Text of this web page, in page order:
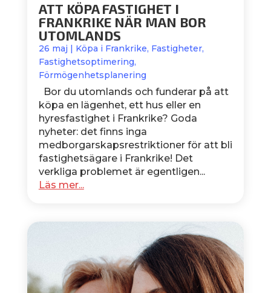
ATT KÖPA FASTIGHET I
FRANKRIKE NÄR MAN BOR
UTOMLANDS
26 maj Köpa i Frankrike, Fastigheter,
Fastighetsoptimering,
Förmögenhetsplanering
Bor du utomlands och funderar på att
köpa en lägenhet, ett hus eller en
hyresfastighet i Frankrike? Goda
nyheter: det finns inga
medborgarskapsrestriktioner för att bli
fastighetsägare i Frankrike! Det
verkliga problemet är egentligen...
Läs mer...